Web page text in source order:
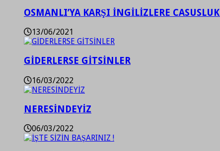
OSMANLI’YA KARŞI İNGİLİZLERE
13/06/2021
GİDERLERSE GİTSİNLER
16/03/2022
NERESİNDEYİZ
06/03/2022